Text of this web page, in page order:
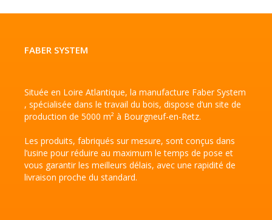
FABER SYSTEM
Située en Loire Atlantique, la manufacture Faber System
, spécialisée dans le travail du bois, dispose d’un site de
production de 5000 m² à Bourgneuf-en-Retz.
Les produits, fabriqués sur mesure, sont conçus dans
l’usine pour réduire au maximum le temps de pose et
vous garantir les meilleurs délais, avec une rapidité de
livraison proche du standard.